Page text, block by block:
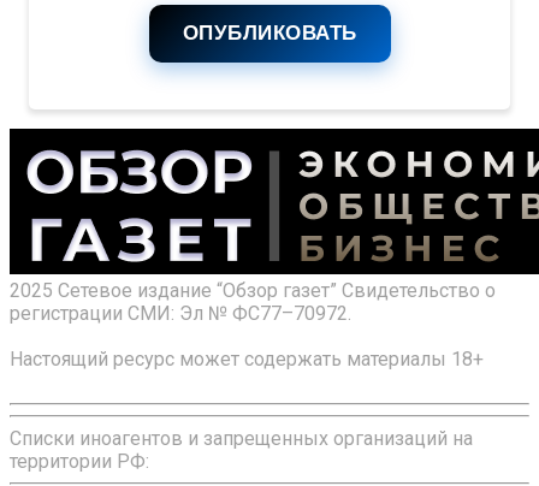
ОПУБЛИКОВАТЬ
2025 Сетевое издание “Обзор газет” Свидетельство о
регистрации СМИ: Эл № ФС77–70972.
Настоящий ресурс может содержать материалы 18+
Списки иноагентов и запрещенных организаций на
территории РФ: